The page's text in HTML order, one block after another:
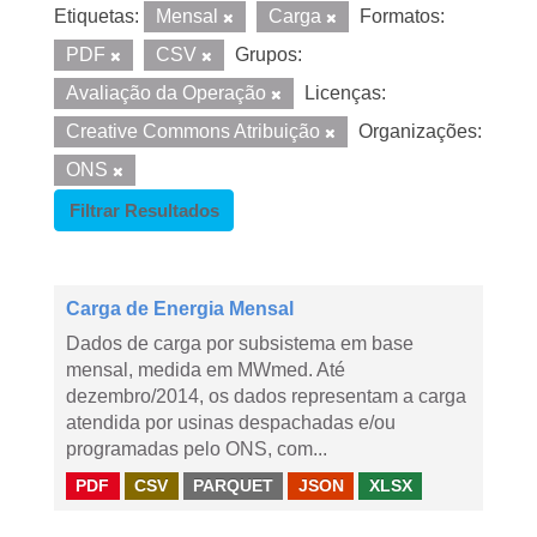
Etiquetas: Mensal Carga
Formatos:
PDF
CSV
Grupos:
Avaliação da Operação
Licenças:
Creative Commons Atribuição
Organizações:
ONS
Filtrar Resultados
Carga de Energia Mensal
Dados de carga por subsistema em base
mensal, medida em MWmed. Até
dezembro/2014, os dados representam a carga
atendida por usinas despachadas e/ou
programadas pelo ONS, com...
PDF CSV PARQUET JSON XLSX